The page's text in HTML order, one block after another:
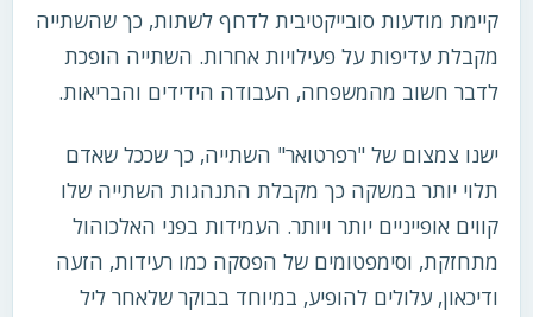
קיימת מודעות סובייקטיבית לדחף לשתות, כך שהשתייה
מקבלת עדיפות על פעילויות אחרות. השתייה הופכת
לדבר חשוב מהמשפחה, העבודה הידידים והבריאות.
ישנו צמצום של "רפרטואר" השתייה, כך שככל שאדם
תלוי יותר במשקה כך מקבלת התנהגות השתייה שלו
קווים אופייניים יותר ויותר. העמידות בפני האלכוהול
מתחזקת, וסימפטומים של הפסקה כמו רעידות, הזעה
ודיכאון, עלולים להופיע, במיוחד בבוקר שלאחר ליל